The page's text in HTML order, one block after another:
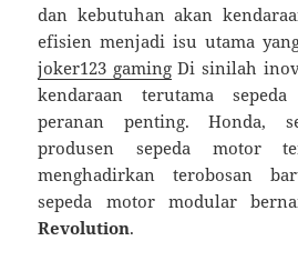
dan kebutuhan akan
efisien menjadi isu utama
joker123 gamingDi sinilah
kendaraan terutama
peranan penting. Honda,
produsen sepeda motor
menghadirkan terobosan
sepeda motor modular
Revolution.